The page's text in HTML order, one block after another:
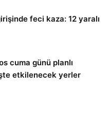
feci kaza: 12 yaralı
cuma günü planlı
etkilenecek yerler